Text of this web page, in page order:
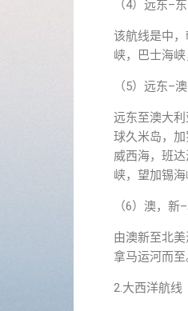
（4）远东–
该航线是中
峡，巴士海
（5）远东–
远东至澳大
球久米岛，
威西海，班
峡，望加锡海
（6）澳，
由澳新至北
拿马运河而至
2.大西洋航线